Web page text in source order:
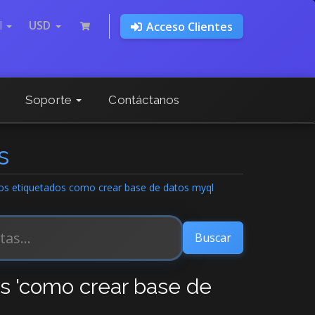
USD Acceso Clientes
Soporte Contáctanos
etiquetados como crear base de datos myql
'como crear base de